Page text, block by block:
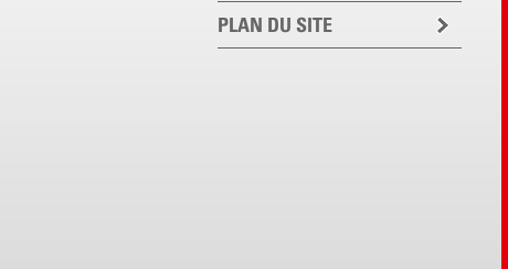
PLAN DU SITE